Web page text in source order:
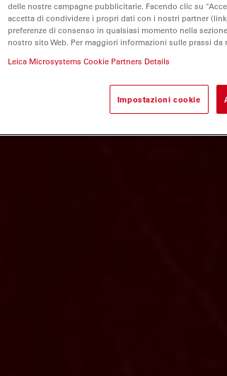
delle nostre campagne pubblicitarie. Facendo clic su
accetta di condividere i propri dati con i nostri partner
preferenze di consenso in qualsiasi momento nella
nostro sito Web. Per maggiori informazioni sulle prassi
Leica Microsystems Cookie Partners Details
Impostazioni cookie